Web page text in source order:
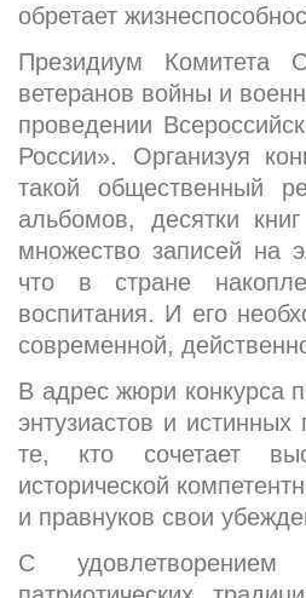
обретает
Президиум Комитета
ветеранов войны и
проведении
России». Организуя
такой общественный
альбомов, десятки
множество записей на
что в стране
воспитания. И его
современной,
В адрес жюри конкурса
энтузиастов и
те, кто сочетает
исторической
и правнуков свои
С